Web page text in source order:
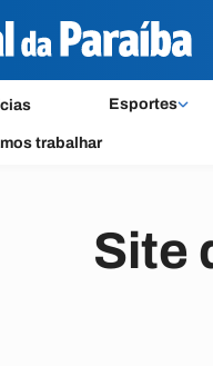
Esportes
trabalhar
Site